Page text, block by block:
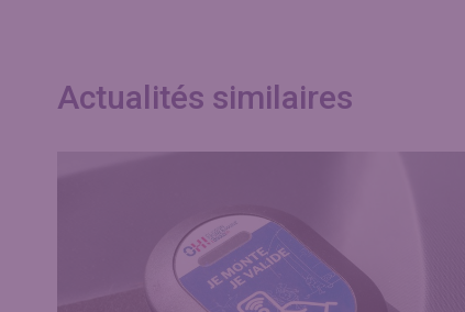
Actualités similaires